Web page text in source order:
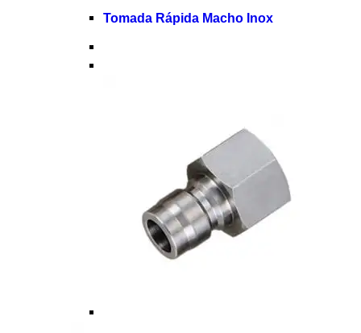
Tomada Rápida Macho Inox